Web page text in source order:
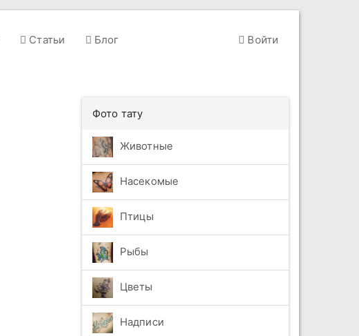
Статьи Блог Войти
Фото тату
Животные
Насекомые
Птицы
Рыбы
Цветы
Надписи